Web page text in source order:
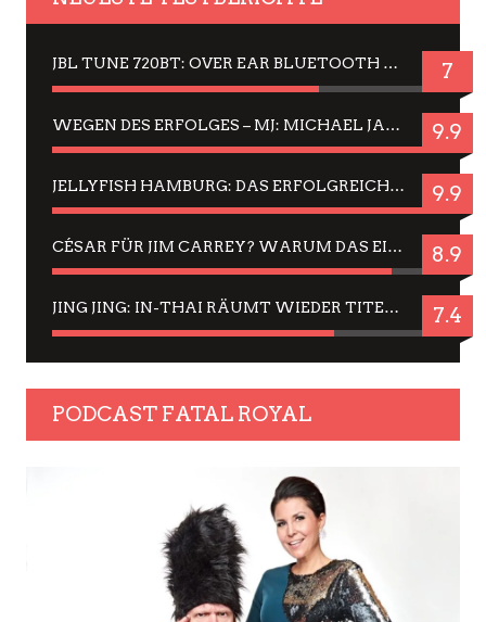
JBL TUNE 720BT: OVER EAR BLUETOOTH KOPFHÖRER UM DIE 50,-€ IM DAUER-TEST 7
WEGEN DES ERFOLGES – MJ: MICHAEL JACKSON MUSICAL IN EINER MATINEE SEHEN 9.9
JELLYFISH HAMBURG: DAS ERFOLGREICHE SOMMER-MENÜ 2025 IN GEFÜHLEN UND BILDERN 9.9
CÉSAR FÜR JIM CARREY? WARUM DAS EINER DER NERVIGSTEN ACTORS IST UND BLEIBT 8.9
JING JING: IN-THAI RÄUMT WIEDER TITEL AB – EIN ZWEI-STUNDEN-ERLEBNISBERICHT 7.4
PODCAST FATAL ROYAL